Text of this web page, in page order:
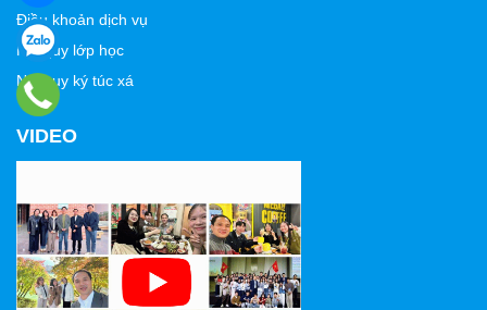
Điều khoản dịch vụ
Nội quy lớp học
Nội quy ký túc xá
VIDEO